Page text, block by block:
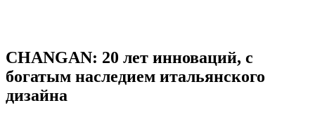
CHANGAN: 20 лет инноваций, с
богатым наследием итальянского
дизайна